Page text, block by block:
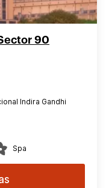
90
Indira Gandhi
Spa